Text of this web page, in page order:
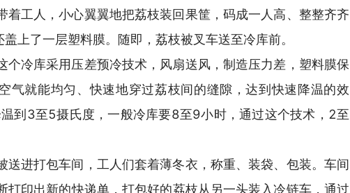
着工人，小心翼翼地把荔枝装回果筐，码成一人高、整整齐齐
盖上了一层塑料膜。随即，荔枝被叉车送至冷库前。
个冷库采用压差预冷技术，风扇送风，制造压力差，塑料膜保
气就能均匀、快速地穿过荔枝间的缝隙，达到快速降温的效
到3至5摄氏度，一般冷库要8至9小时，通过这个技术，2至
送进打包车间，工人们套着薄冬衣，称重、装袋、包装。车间
打印出新的快递单，打包好的荔枝从另一头装入冷链车，通过